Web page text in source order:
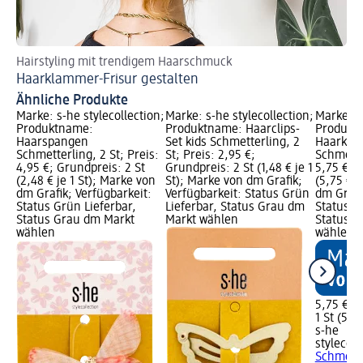
Hairstyling mit trendigem Haarschmuck
Haarklammer-Frisur gestalten
Ähnliche Produkte
Marke: s-he stylecollection;
Produktname:
Haarspangen
Schmetterling, 2 St; Preis:
4,95 €; Grundpreis: 2 St
(2,48 € je 1 St); Marke von
dm Grafik; Verfügbarkeit:
Status Grün Lieferbar,
Status Grau dm Markt
wählen
Marke: s-he stylecollection;
Produktname: Haarclips-
Set kids Schmetterling, 2
St; Preis: 2,95 €;
Grundpreis: 2 St (1,48 € je 1
St); Marke von dm Grafik;
Verfügbarkeit: Status Grün
Lieferbar, Status Grau dm
Markt wählen
Marke:
5,75 €;
(5,75 €
dm
Status
Status
wählen
5,75 €
1 St
s-he